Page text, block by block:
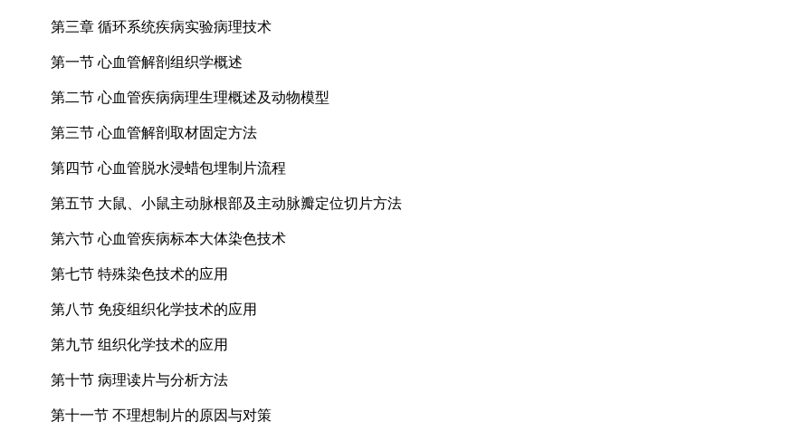
第三章 循环系统疾病实验病理技术
第一节 心血管解剖组织学概述
第二节 心血管疾病病理生理概述及动物模型
第三节 心血管解剖取材固定方法
第四节 心血管脱水浸蜡包埋制片流程
第五节 大鼠、小鼠主动脉根部及主动脉瓣定位切片方法
第六节 心血管疾病标本大体染色技术
第七节 特殊染色技术的应用
第八节 免疫组织化学技术的应用
第九节 组织化学技术的应用
第十节 病理读片与分析方法
第十一节 不理想制片的原因与对策